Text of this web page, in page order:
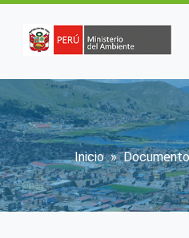
Inicio